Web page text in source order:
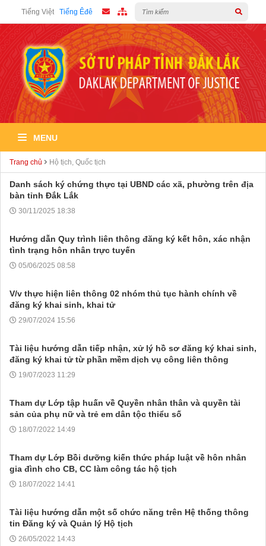
Tiếng Việt Tiếng Êđê
MENU
Trang chủ Hộ tịch, Quốc tịch
Danh sách ký chứng thực tại UBND các xã, phường trên địa
bàn tỉnh Đắk Lắk
30/11/2025 18:38
Hướng dẫn Quy trình liên thông đăng ký kết hôn, xác nhận
tình trạng hôn nhân trực tuyến
05/06/2025 08:58
V/v thực hiện liên thông 02 nhóm thủ tục hành chính về
đăng ký khai sinh, khai tử
29/07/2024 15:56
Tài liệu hướng dẫn tiếp nhận, xử lý hồ sơ đăng ký khai sinh,
đăng ký khai tử từ phần mềm dịch vụ công liên thông
19/07/2023 11:29
Tham dự Lớp tập huấn về Quyền nhân thân và quyền tài
sản của phụ nữ và trẻ em dân tộc thiểu số
18/07/2022 14:49
Tham dự Lớp Bồi dưỡng kiến thức pháp luật về hôn nhân
gia đình cho CB, CC làm công tác hộ tịch
18/07/2022 14:41
Tài liệu hướng dẫn một số chức năng trên Hệ thống thông
tin Đăng ký và Quản lý Hộ tịch
26/05/2022 14:43